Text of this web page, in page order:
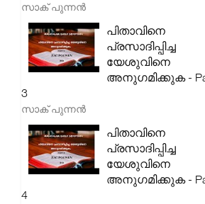
സാക് പുന്നൻ
പിതാവിനെ
പ്രസാദിപ്പിച്ച
യേശുവിനെ
അനുഗമിക്കുക -
3
സാക് പുന്നൻ
പിതാവിനെ
പ്രസാദിപ്പിച്ച
യേശുവിനെ
അനുഗമിക്കുക -
4